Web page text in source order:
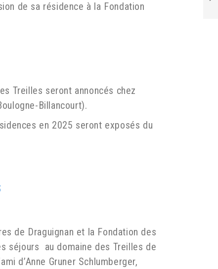
de sa résidence à la Fondation
Treilles seront annoncés chez
Billancourt).
en 2025 seront exposés du
de Draguignan et la Fondation des
séjours au domaine des Treilles de
d’Anne Gruner Schlumberger,